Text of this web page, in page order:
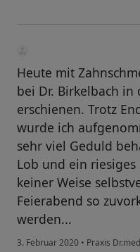
Heute mit
bei Dr. Birkelbach in
erschienen. Trotz
wurde ich
sehr viel Geduld
Lob und ein riesiges
keiner Weise
Feierabend so
werden...
3. Februar 2020 • Praxis